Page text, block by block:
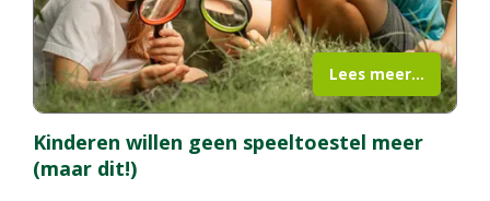
Kinderen willen geen speeltoestel meer
(maar dit!)
Lees meer...